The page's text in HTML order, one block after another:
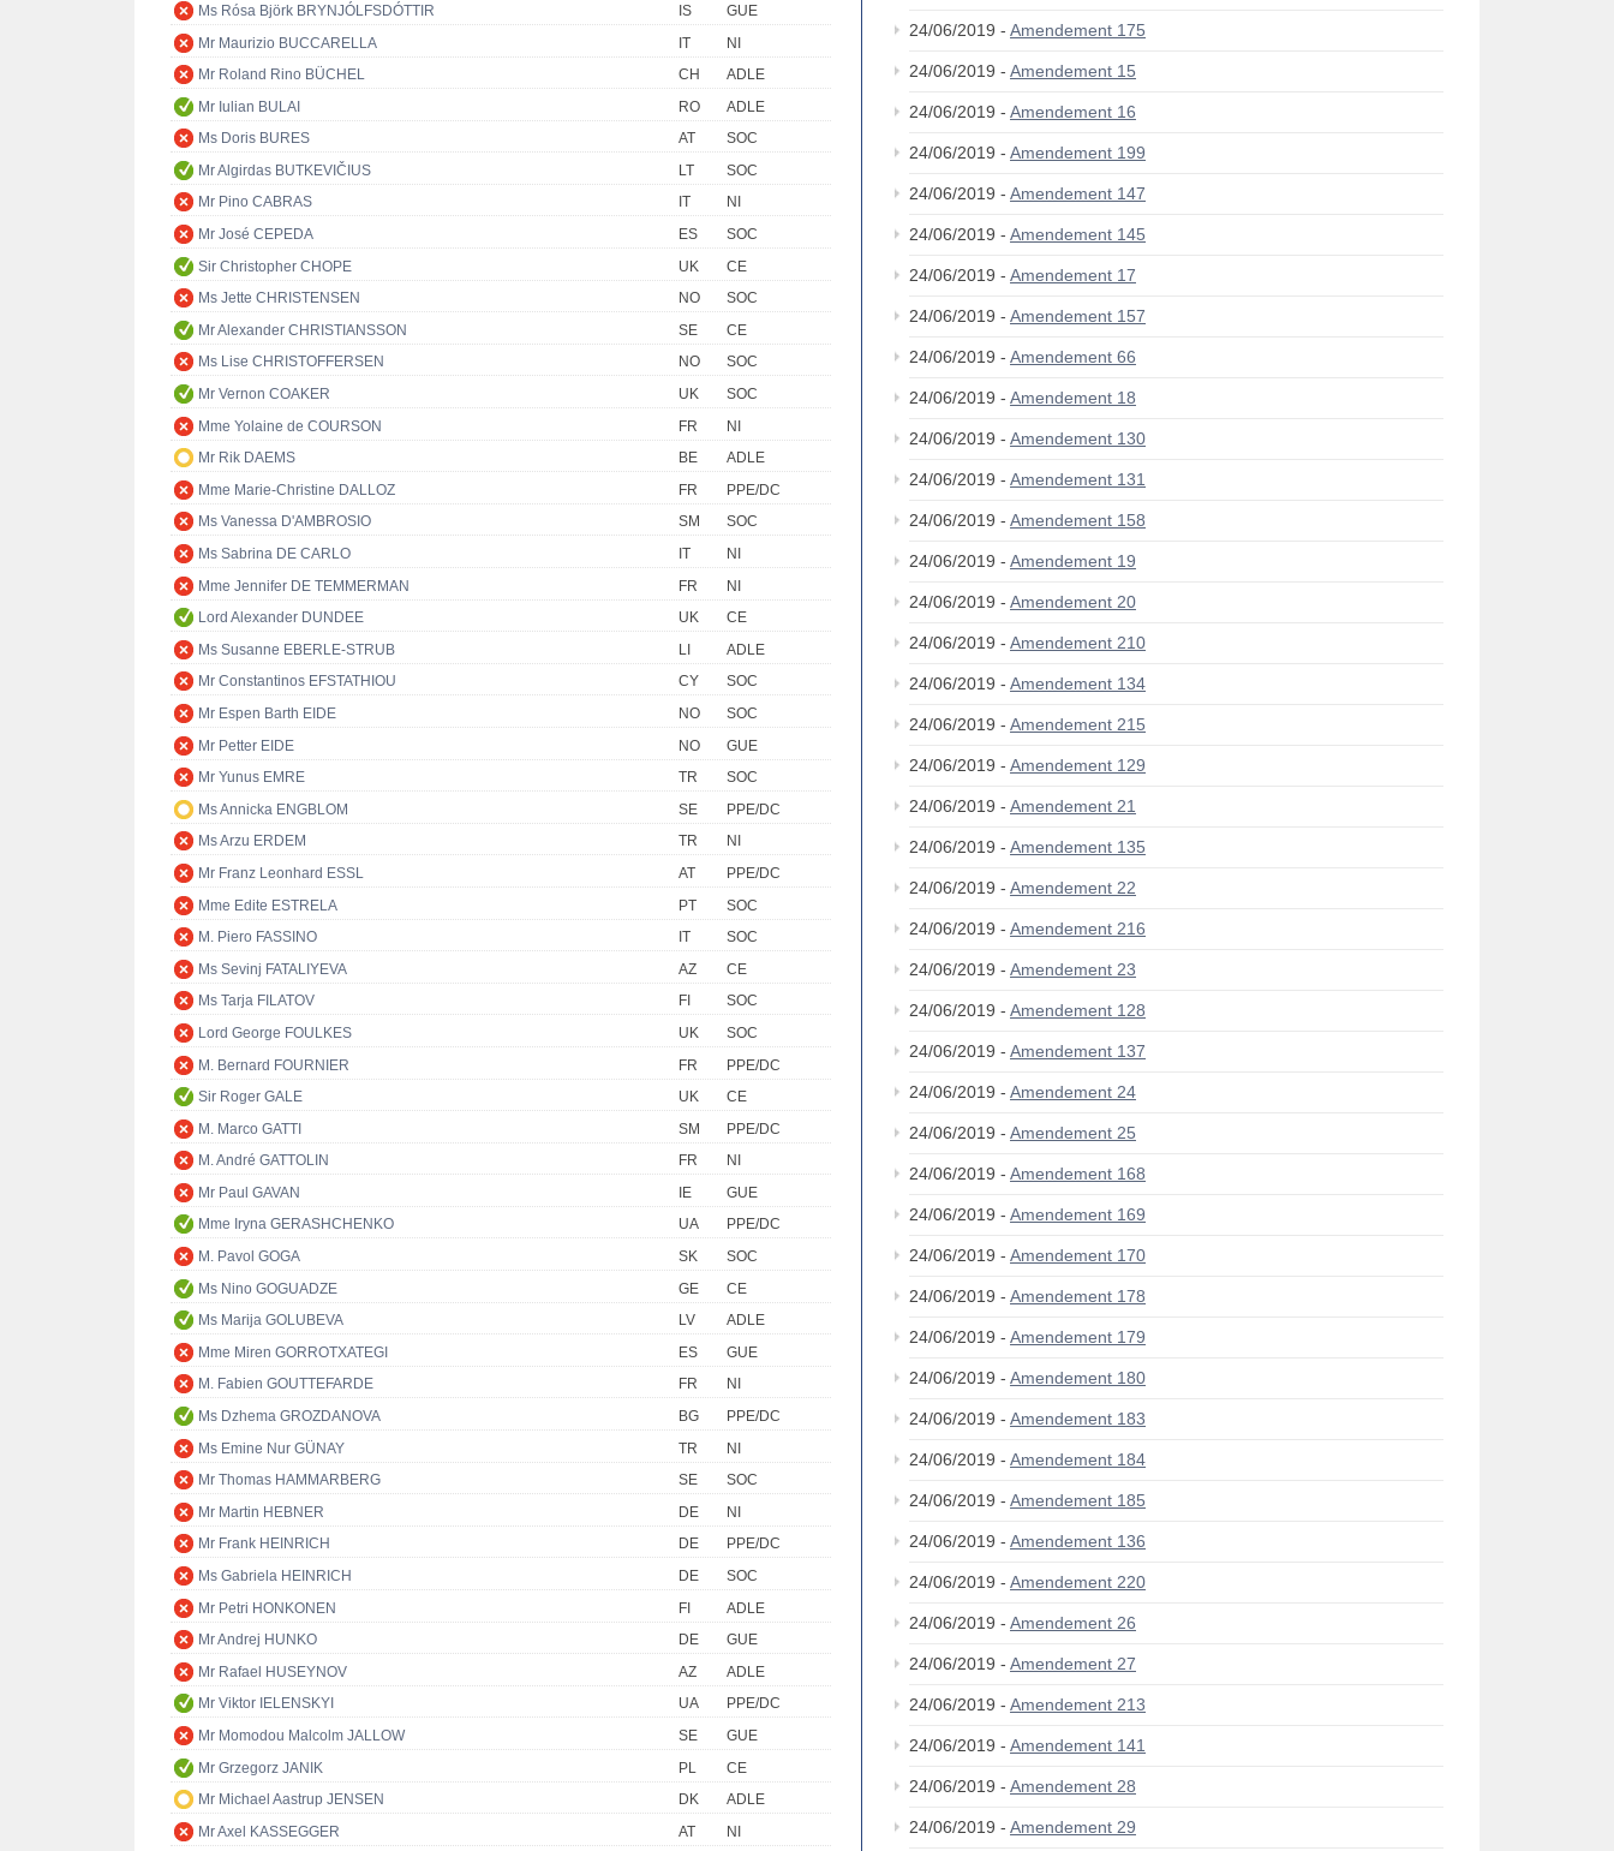
Ms Rósa Björk BRYNJÓLFSDÓTTIR
IS
GUE
Mr Maurizio BUCCARELLA
IT
NI
Mr Roland Rino BÜCHEL
CH
ADLE
Mr Iulian BULAI
RO
ADLE
Ms Doris BURES
AT
SOC
Mr Algirdas BUTKEVIČIUS
LT
SOC
Mr Pino CABRAS
IT
NI
Mr José CEPEDA
ES
SOC
Sir Christopher CHOPE
UK
CE
Ms Jette CHRISTENSEN
NO
SOC
Mr Alexander CHRISTIANSSON
SE
CE
Ms Lise CHRISTOFFERSEN
NO
SOC
Mr Vernon COAKER
UK
SOC
Mme Yolaine de COURSON
FR
NI
Mr Rik DAEMS
BE
ADLE
Mme Marie-Christine DALLOZ
FR
PPE/DC
Ms Vanessa D'AMBROSIO
SM
SOC
Ms Sabrina DE CARLO
IT
NI
Mme Jennifer DE TEMMERMAN
FR
NI
Lord Alexander DUNDEE
UK
CE
Ms Susanne EBERLE-STRUB
LI
ADLE
Mr Constantinos EFSTATHIOU
CY
SOC
Mr Espen Barth EIDE
NO
SOC
Mr Petter EIDE
NO
GUE
Mr Yunus EMRE
TR
SOC
Ms Annicka ENGBLOM
SE
PPE/DC
Ms Arzu ERDEM
TR
NI
Mr Franz Leonhard ESSL
AT
PPE/DC
Mme Edite ESTRELA
PT
SOC
M. Piero FASSINO
IT
SOC
Ms Sevinj FATALIYEVA
AZ
CE
Ms Tarja FILATOV
FI
SOC
Lord George FOULKES
UK
SOC
M. Bernard FOURNIER
FR
PPE/DC
Sir Roger GALE
UK
CE
M. Marco GATTI
SM
PPE/DC
M. André GATTOLIN
FR
NI
Mr Paul GAVAN
IE
GUE
Mme Iryna GERASHCHENKO
UA
PPE/DC
M. Pavol GOGA
SK
SOC
Ms Nino GOGUADZE
GE
CE
Ms Marija GOLUBEVA
LV
ADLE
Mme Miren GORROTXATEGI
ES
GUE
M. Fabien GOUTTEFARDE
FR
NI
Ms Dzhema GROZDANOVA
BG
PPE/DC
Ms Emine Nur GÜNAY
TR
NI
Mr Thomas HAMMARBERG
SE
SOC
Mr Martin HEBNER
DE
NI
Mr Frank HEINRICH
DE
PPE/DC
Ms Gabriela HEINRICH
DE
SOC
Mr Petri HONKONEN
FI
ADLE
Mr Andrej HUNKO
DE
GUE
Mr Rafael HUSEYNOV
AZ
ADLE
Mr Viktor IELENSKYI
UA
PPE/DC
Mr Momodou Malcolm JALLOW
SE
GUE
Mr Grzegorz JANIK
PL
CE
Mr Michael Aastrup JENSEN
DK
ADLE
Mr Axel KASSEGGER
AT
NI
24/06/2019 - Amendement 175
24/06/2019 - Amendement 15
24/06/2019 - Amendement 16
24/06/2019 - Amendement 199
24/06/2019 - Amendement 147
24/06/2019 - Amendement 145
24/06/2019 - Amendement 17
24/06/2019 - Amendement 157
24/06/2019 - Amendement 66
24/06/2019 - Amendement 18
24/06/2019 - Amendement 130
24/06/2019 - Amendement 131
24/06/2019 - Amendement 158
24/06/2019 - Amendement 19
24/06/2019 - Amendement 20
24/06/2019 - Amendement 210
24/06/2019 - Amendement 134
24/06/2019 - Amendement 215
24/06/2019 - Amendement 129
24/06/2019 - Amendement 21
24/06/2019 - Amendement 135
24/06/2019 - Amendement 22
24/06/2019 - Amendement 216
24/06/2019 - Amendement 23
24/06/2019 - Amendement 128
24/06/2019 - Amendement 137
24/06/2019 - Amendement 24
24/06/2019 - Amendement 25
24/06/2019 - Amendement 168
24/06/2019 - Amendement 169
24/06/2019 - Amendement 170
24/06/2019 - Amendement 178
24/06/2019 - Amendement 179
24/06/2019 - Amendement 180
24/06/2019 - Amendement 183
24/06/2019 - Amendement 184
24/06/2019 - Amendement 185
24/06/2019 - Amendement 136
24/06/2019 - Amendement 220
24/06/2019 - Amendement 26
24/06/2019 - Amendement 27
24/06/2019 - Amendement 213
24/06/2019 - Amendement 141
24/06/2019 - Amendement 28
24/06/2019 - Amendement 29